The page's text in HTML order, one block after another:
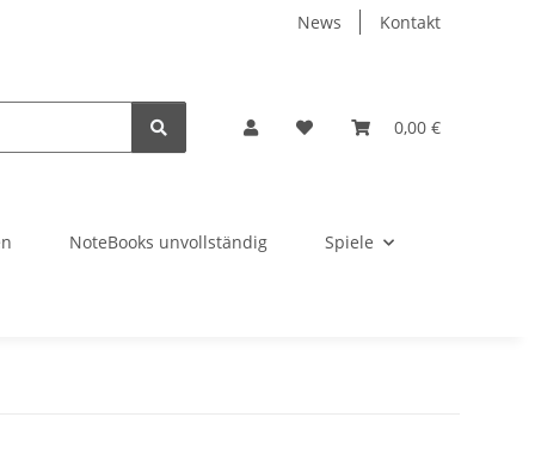
News Kontakt
0,00 €
NoteBooks unvollständig Spiele